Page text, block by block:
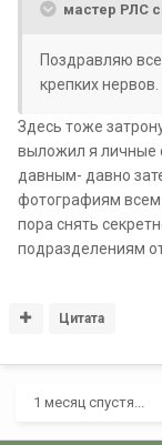
мастер РЛС
Поздравляю
крепких нервов.
Здесь тоже
выложил я личные
давным- давно
фотографиям
пора снять
подразделениям
Цитата
1 месяц спустя...